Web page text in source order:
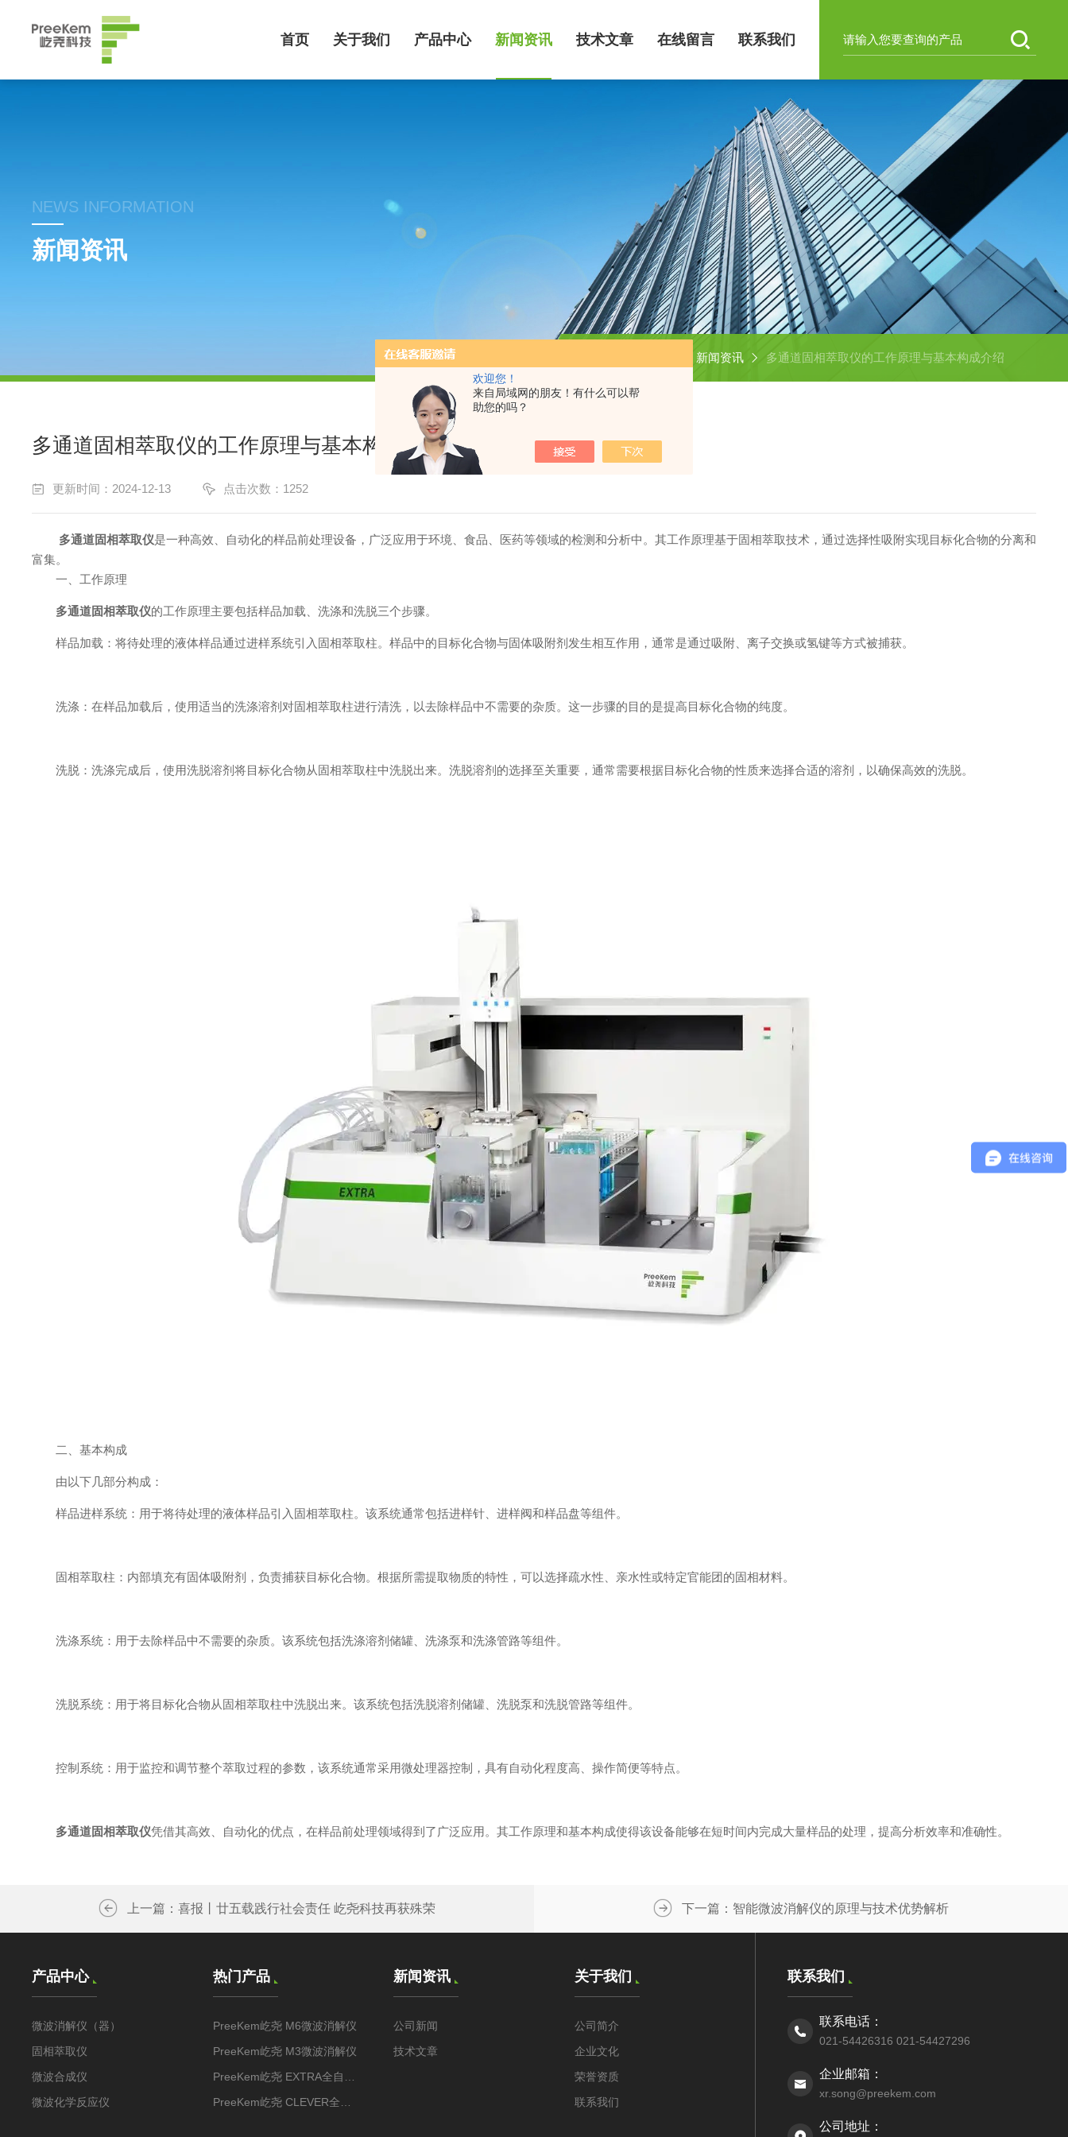
欢迎您！
来自局域网的朋友！有什么可以帮
助您的吗？
首页 关于我们 产品中心 新闻资讯 技术文章 在线留言 联系我们
NEWS INFORMATION
新闻资讯
新闻资讯 多通道固相萃取仪的工作原理与基本构成介绍
多通道固相萃取仪的工作原理与基本构成介绍
更新时间：2024-12-13 点击次数：1252
多通道固相萃取仪是一种高效、自动化的样品前处理设备，广泛应用于环境、食品、医药等领域的检测和分析中。其工作原理基于固相萃取技术，通过选择性吸附实现目标化合物的分离和
富集。
一、工作原理
多通道固相萃取仪的工作原理主要包括样品加载、洗涤和洗脱三个步骤。
样品加载：将待处理的液体样品通过进样系统引入固相萃取柱。样品中的目标化合物与固体吸附剂发生相互作用，通常是通过吸附、离子交换或氢键等方式被捕获。
洗涤：在样品加载后，使用适当的洗涤溶剂对固相萃取柱进行清洗，以去除样品中不需要的杂质。这一步骤的目的是提高目标化合物的纯度。
洗脱：洗涤完成后，使用洗脱溶剂将目标化合物从固相萃取柱中洗脱出来。洗脱溶剂的选择至关重要，通常需要根据目标化合物的性质来选择合适的溶剂，以确保高效的洗脱。
二、基本构成
由以下几部分构成：
样品进样系统：用于将待处理的液体样品引入固相萃取柱。该系统通常包括进样针、进样阀和样品盘等组件。
固相萃取柱：内部填充有固体吸附剂，负责捕获目标化合物。根据所需提取物质的特性，可以选择疏水性、亲水性或特定官能团的固相材料。
洗涤系统：用于去除样品中不需要的杂质。该系统包括洗涤溶剂储罐、洗涤泵和洗涤管路等组件。
洗脱系统：用于将目标化合物从固相萃取柱中洗脱出来。该系统包括洗脱溶剂储罐、洗脱泵和洗脱管路等组件。
控制系统：用于监控和调节整个萃取过程的参数，该系统通常采用微处理器控制，具有自动化程度高、操作简便等特点。
多通道固相萃取仪凭借其高效、自动化的优点，在样品前处理领域得到了广泛应用。其工作原理和基本构成使得该设备能够在短时间内完成大量样品的处理，提高分析效率和准确性。
上一篇： 喜报丨廿五载践行社会责任 屹尧科技再获殊荣 下一篇： 智能微波消解仪的原理与技术优势解析
联系我们
联系电话：
021-54426316 021-54427296
企业邮箱：
xr.song@preekem.com
公司地址：
产品中心
微波消解仪（器）
固相萃取仪
微波合成仪
微波化学反应仪
热门产品
PreeKem屹尧 M6微波消解仪
PreeKem屹尧 M3微波消解仪
新闻资讯
公司新闻
技术文章
关于我们
公司简介
企业文化
荣誉资质
联系我们